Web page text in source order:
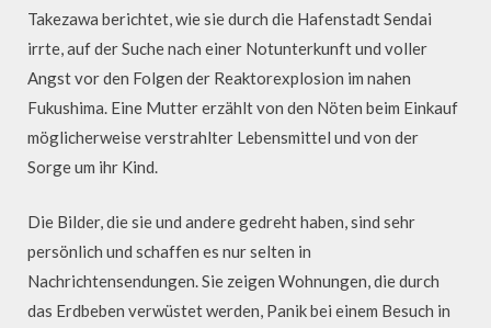
Takezawa berichtet, wie sie durch die Hafenstadt Sendai
irrte, auf der Suche nach einer Notunterkunft und voller
Angst vor den Folgen der Reaktorexplosion im nahen
Fukushima. Eine Mutter erzählt von den Nöten beim Einkauf
möglicherweise verstrahlter Lebensmittel und von der
Sorge um ihr Kind.
Die Bilder, die sie und andere gedreht haben, sind sehr
persönlich und schaffen es nur selten in
Nachrichtensendungen. Sie zeigen Wohnungen, die durch
das Erdbeben verwüstet werden, Panik bei einem Besuch in